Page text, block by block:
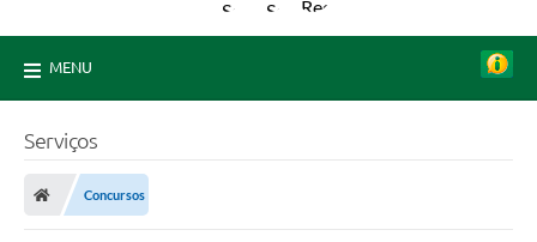
MENU
Serviços
Concursos